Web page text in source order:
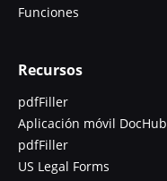
Funciones
Recursos
pdfFiller
Aplicación móvil DocHub
pdfFiller
US Legal Forms